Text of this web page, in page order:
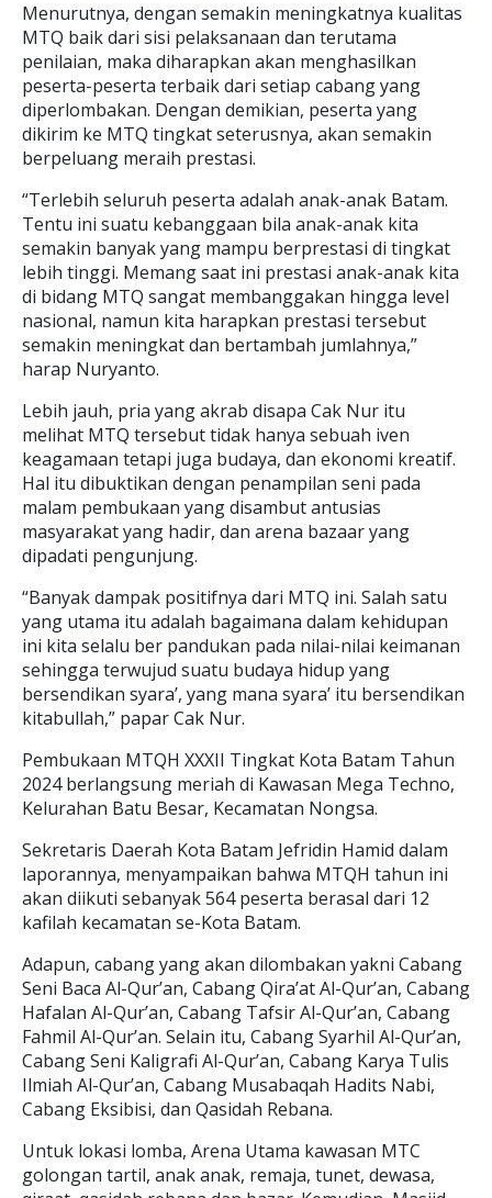
Menurutnya, dengan semakin meningkatnya kualitas
MTQ baik dari sisi pelaksanaan dan terutama
penilaian, maka diharapkan akan menghasilkan
peserta-peserta terbaik dari setiap cabang yang
diperlombakan. Dengan demikian, peserta yang
dikirim ke MTQ tingkat seterusnya, akan semakin
berpeluang meraih prestasi.
“Terlebih seluruh peserta adalah anak-anak Batam.
Tentu ini suatu kebanggaan bila anak-anak kita
semakin banyak yang mampu berprestasi di tingkat
lebih tinggi. Memang saat ini prestasi anak-anak kita
di bidang MTQ sangat membanggakan hingga level
nasional, namun kita harapkan prestasi tersebut
semakin meningkat dan bertambah jumlahnya,”
harap Nuryanto.
Lebih jauh, pria yang akrab disapa Cak Nur itu
melihat MTQ tersebut tidak hanya sebuah iven
keagamaan tetapi juga budaya, dan ekonomi kreatif.
Hal itu dibuktikan dengan penampilan seni pada
malam pembukaan yang disambut antusias
masyarakat yang hadir, dan arena bazaar yang
dipadati pengunjung.
“Banyak dampak positifnya dari MTQ ini. Salah satu
yang utama itu adalah bagaimana dalam kehidupan
ini kita selalu ber pandukan pada nilai-nilai keimanan
sehingga terwujud suatu budaya hidup yang
bersendikan syara’, yang mana syara’ itu bersendikan
kitabullah,” papar Cak Nur.
Pembukaan MTQH XXXII Tingkat Kota Batam Tahun
2024 berlangsung meriah di Kawasan Mega Techno,
Kelurahan Batu Besar, Kecamatan Nongsa.
Sekretaris Daerah Kota Batam Jefridin Hamid dalam
laporannya, menyampaikan bahwa MTQH tahun ini
akan diikuti sebanyak 564 peserta berasal dari 12
kafilah kecamatan se-Kota Batam.
Adapun, cabang yang akan dilombakan yakni Cabang
Seni Baca Al-Qur’an, Cabang Qira’at Al-Qur’an, Cabang
Hafalan Al-Qur’an, Cabang Tafsir Al-Qur’an, Cabang
Fahmil Al-Qur’an. Selain itu, Cabang Syarhil Al-Qur’an,
Cabang Seni Kaligrafi Al-Qur’an, Cabang Karya Tulis
Ilmiah Al-Qur’an, Cabang Musabaqah Hadits Nabi,
Cabang Eksibisi, dan Qasidah Rebana.
Untuk lokasi lomba, Arena Utama kawasan MTC
golongan tartil, anak anak, remaja, tunet, dewasa,